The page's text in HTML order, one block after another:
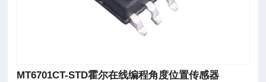
MT6701CT-STD霍尔在线编程角度位置传感器